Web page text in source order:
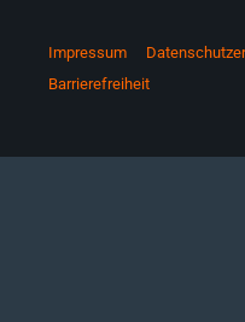
Impressum
Barrierefreiheit